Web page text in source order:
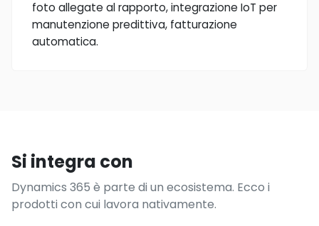
foto allegate al rapporto, integrazione IoT per
manutenzione predittiva, fatturazione
automatica.
Si integra con
Dynamics 365 è parte di un ecosistema. Ecco i
prodotti con cui lavora nativamente.